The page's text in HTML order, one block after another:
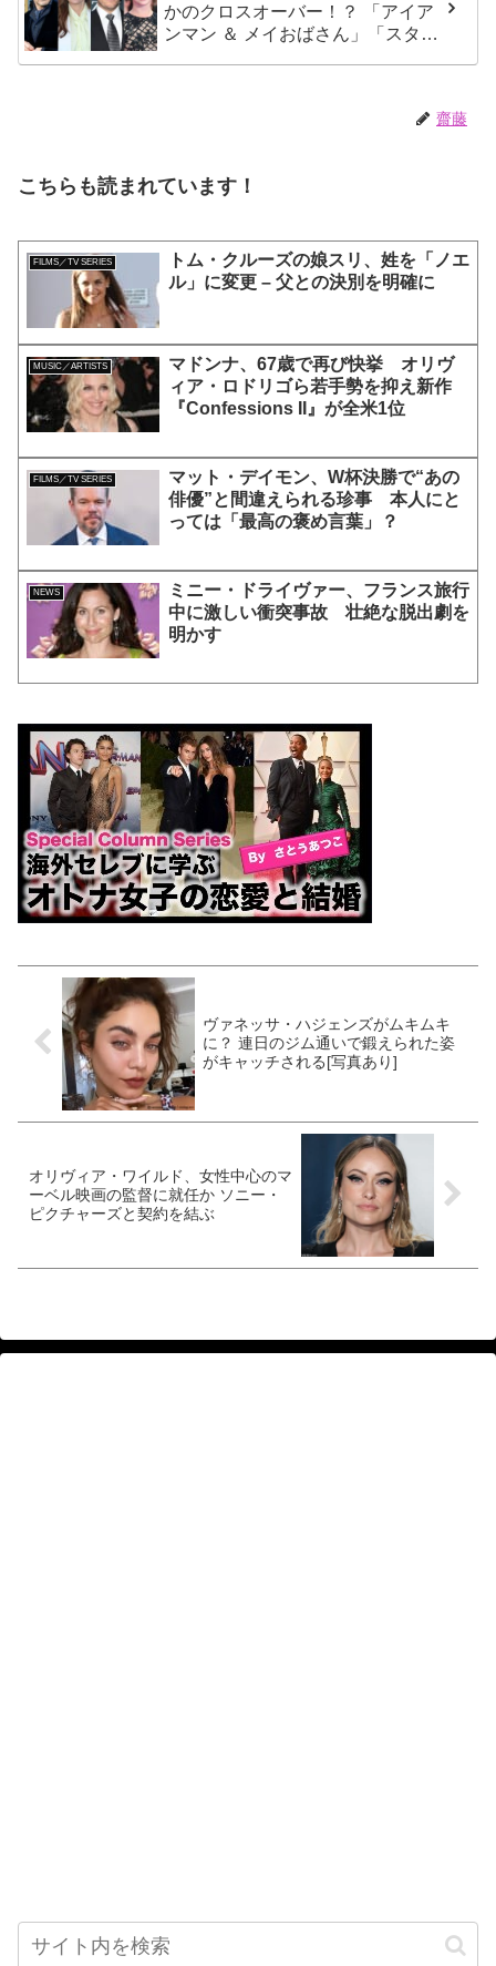
かのクロスオーバー！？ 「アイア
ンマン ＆ メイおばさん」「スタ
齋藤
こちらも読まれています！
FILMS／TV SERIES
トム・クルーズの娘スリ、姓を「ノエ
ル」に変更 – 父との決別を明確に
MUSIC／ARTISTS
マドンナ、67歳で再び快挙 オリヴ
ィア・ロドリゴら若手勢を抑え新作
『Confessions II』が全米1位
FILMS／TV SERIES
マット・デイモン、W杯決勝で“あの
俳優”と間違えられる珍事 本人にと
っては「最高の褒め言葉」？
NEWS
ミニー・ドライヴァー、フランス旅行
中に激しい衝突事故 壮絶な脱出劇を
明かす
ヴァネッサ・ハジェンズがムキムキ
に？ 連日のジム通いで鍛えられた姿
がキャッチされる[写真あり]
オリヴィア・ワイルド、女性中心のマ
ーベル映画の監督に就任か ソニー・
ピクチャーズと契約を結ぶ